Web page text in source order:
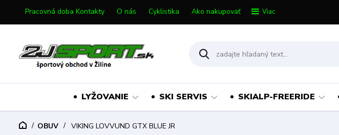
Pracovná doba Kontakty O nás Cyklistika Ako nakupovať Viac
LYŽOVANIE SKI SERVIS SKIALP-FREERIDE
OBUV VIKING LOVVUND GTX BLUE JR